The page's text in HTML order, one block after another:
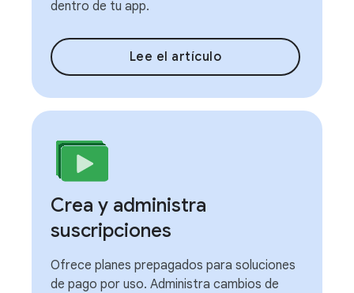
dentro de tu app.
Lee el artículo
Crea y administra
suscripciones
Ofrece planes prepagados para soluciones
de pago por uso. Administra cambios de